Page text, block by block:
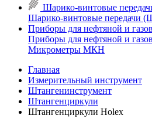
Шарико-винтовые
Шарико-винтовые передачи
Приборы для нефтяной и
Приборы для нефтяной и
Микрометры МКН
Главная
Измерительный инструмент
Штангенинструмент
Штангенциркули
Штангенциркули Holex